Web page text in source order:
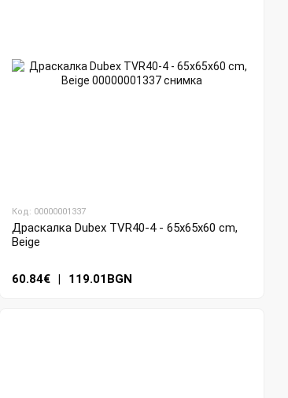
Код: 00000001337
Драскалка Dubex TVR40-4 - 65x65x60 cm,
Beige
60.84€ | 119.01BGN